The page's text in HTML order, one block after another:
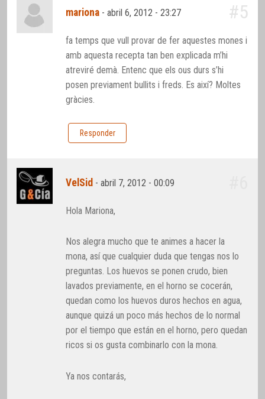
mariona -abril 6, 2012 - 23:27 #5
fa temps que vull provar de fer aquestes mones i
amb aquesta recepta tan ben explicada m’hi
atreviré demà. Entenc que els ous durs s’hi
posen previament bullits i freds. Es així? Moltes
gràcies.
Responder
VelSid -abril 7, 2012 - 00:09
Hola Mariona,
Nos alegra mucho que te animes a hacer la
mona, así que cualquier duda que tengas nos lo
preguntas. Los huevos se ponen crudo, bien
lavados previamente, en el horno se cocerán,
quedan como los huevos duros hechos en agua,
aunque quizá un poco más hechos de lo normal
por el tiempo que están en el horno, pero quedan
ricos si os gusta combinarlo con la mona.
Ya nos contarás,